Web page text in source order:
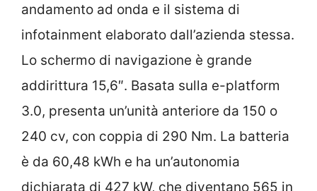
andamento ad onda e il sistema di
infotainment elaborato dall’azienda stessa.
Lo schermo di navigazione è grande
addirittura 15,6″. Basata sulla e-platform
3.0, presenta un’unità anteriore da 150 o
240 cv, con coppia di 290 Nm. La batteria
è da 60,48 kWh e ha un’autonomia
dichiarata di 427 kW, che diventano 565 in